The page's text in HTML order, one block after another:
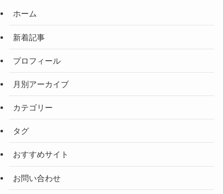
ホーム
新着記事
プロフィール
月別アーカイブ
カテゴリー
タグ
おすすめサイト
お問い合わせ